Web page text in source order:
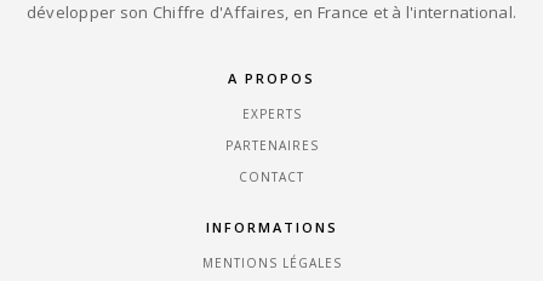
développer son Chiffre d'Affaires, en France et à l'international.
A PROPOS
EXPERTS
PARTENAIRES
CONTACT
INFORMATIONS
MENTIONS LÉGALES